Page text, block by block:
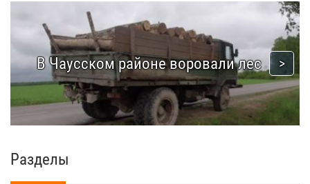
В Чаусском районе воровали лес
Разделы